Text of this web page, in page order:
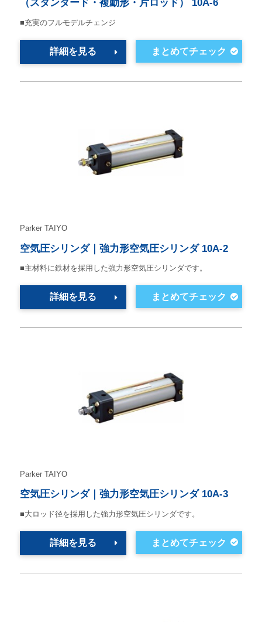
（スタンダード・複動形・片ロッド） 10A-6
■充実のフルモデルチェンジ
詳細を見る
Parker TAIYO
空気圧シリンダ｜強力形空気圧シリンダ 10A-2
■主材料に鉄材を採用した強力形空気圧シリンダです。
詳細を見る
Parker TAIYO
空気圧シリンダ｜強力形空気圧シリンダ 10A-3
■大ロッド径を採用した強力形空気圧シリンダです。
詳細を見る